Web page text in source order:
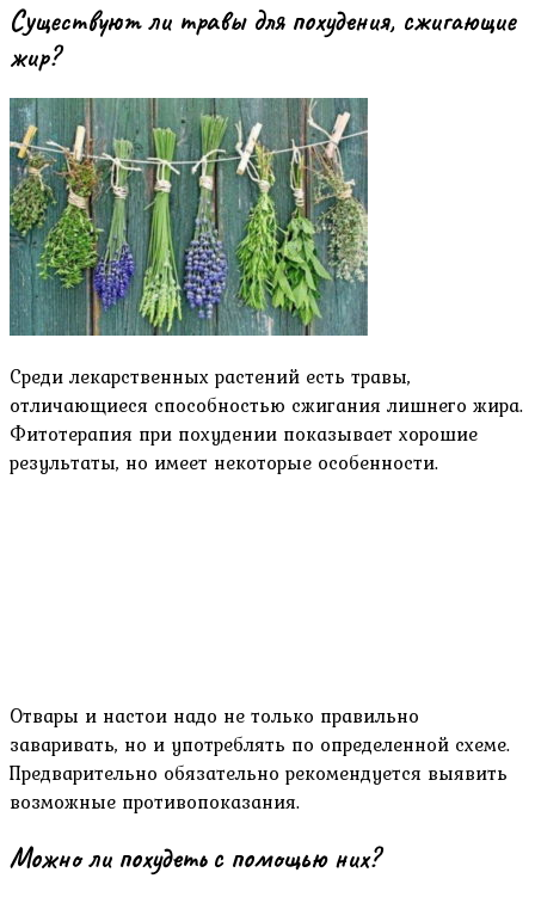
Существуют ли травы для похудения, сжигающие
жир?
Среди лекарственных растений есть травы,
отличающиеся способностью сжигания лишнего жира.
Фитотерапия при похудении показывает хорошие
результаты, но имеет некоторые особенности.
Отвары и настои надо не только правильно
заваривать, но и употреблять по определенной схеме.
Предварительно обязательно рекомендуется выявить
возможные противопоказания.
Можно ли похудеть с помощью них?